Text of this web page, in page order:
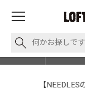
【